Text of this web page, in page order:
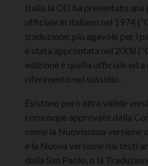
Italia la CEI ha presentato
ufficiale in italiano nel 1974
traduzione, più agevole per i
è stata approntata nel 2008
edizione è quella ufficiale ed a
riferimento nel sussidio.
Esistono però altre valide
comunque approvate dalla
come la Nuovissima versione
e la Nuova versione dai testi
dalla San Paolo, o la